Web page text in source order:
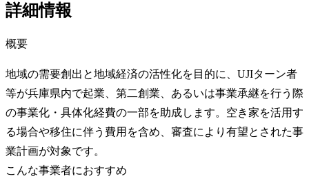
詳細情報
概要
地域の需要創出と地域経済の活性化を目的に、UJIターン者
等が兵庫県内で起業、第二創業、あるいは事業承継を行う際
の事業化・具体化経費の一部を助成します。空き家を活用す
る場合や移住に伴う費用を含め、審査により有望とされた事
業計画が対象です。
こんな事業者におすすめ